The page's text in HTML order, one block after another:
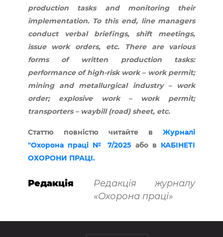
production tasks and monitoring their
implementation. To this end, line managers
conduct verbal briefings, shift meetings,
issue work orders, etc. There are various
forms of written production tasks:
performance of high-risk work – work permit;
mining and metallurgical industry – work
order; explosive work – work permit;
transporters – waybill (road) sheet, etc.
Статтю повністю читайте вЖурналі
"Охорона праці № 7/2025 або в КАБІНЕТІ
ОХОРОНИ ПРАЦІ.
Редакція
Редакція журналу
«Охорона праці»